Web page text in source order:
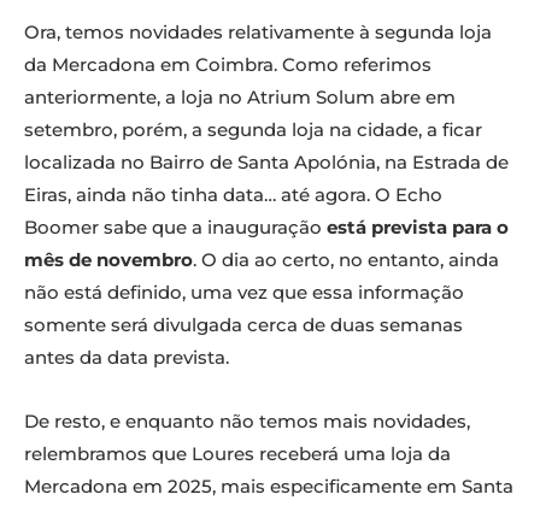
Ora, temos novidades relativamente à segunda loja
da Mercadona em Coimbra. Como referimos
anteriormente, a loja no Atrium Solum abre em
setembro, porém, a segunda loja na cidade, a ficar
localizada no Bairro de Santa Apolónia, na Estrada de
Eiras, ainda não tinha data… até agora. O Echo
Boomer sabe que a inauguração está prevista para o
mês de novembro. O dia ao certo, no entanto, ainda
não está definido, uma vez que essa informação
somente será divulgada cerca de duas semanas
antes da data prevista.
De resto, e enquanto não temos mais novidades,
relembramos que Loures receberá uma loja da
Mercadona em 2025, mais especificamente em Santa